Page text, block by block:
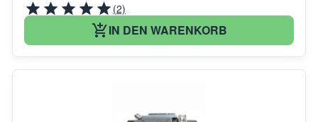
(2)
IN DEN WARENKORB